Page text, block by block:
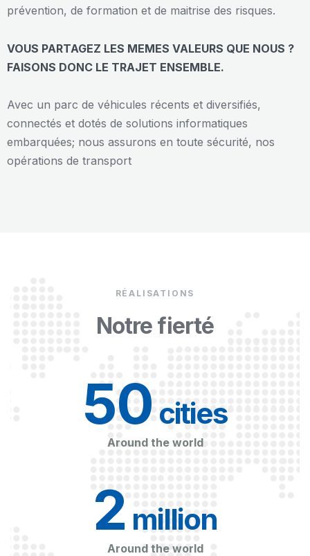
prévention, de formation et de maitrise des risques.
VOUS PARTAGEZ LES MEMES VALEURS QUE NOUS ?
FAISONS DONC LE TRAJET ENSEMBLE.
Avec un parc de véhicules récents et diversifiés,
connectés et dotés de solutions informatiques
embarquées; nous assurons en toute sécurité, nos
opérations de transport
RÉALISATIONS
Notre fierté
Around the world
50 cities
Around the world
2 million